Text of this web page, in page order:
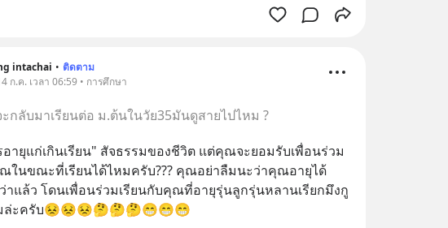
intachai • ติดตาม
ก.ค. เวลา 06:59 • การศึกษา
กลับมาเรียนต่อ ม.ต้นในวัย35มันดูสายไปไหม ?
ายุแก่เกินเรียน" สัจธรรมของชีวิต แต่คุณจะยอมรับเพื่อนร่วม
ในขณะที่เรียนได้ไหมครับ??? คุณอย่าลืมนะว่าคุณอายุได้
าแล้ว โดนเพื่อนร่วมเรียนกับคุณที่อายุรุ่นลูกรุ่นหลานเรียกมึงกู
ล่ะครับ😣😣😣🤔🤔🤔😁😁😁